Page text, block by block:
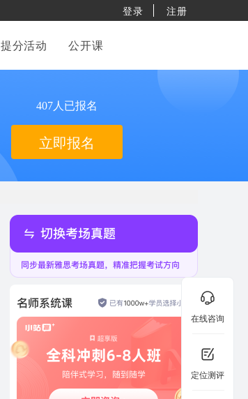
登录 注册
提分活动 公开课
407人已报名
立即报名
在线咨询
定位测评